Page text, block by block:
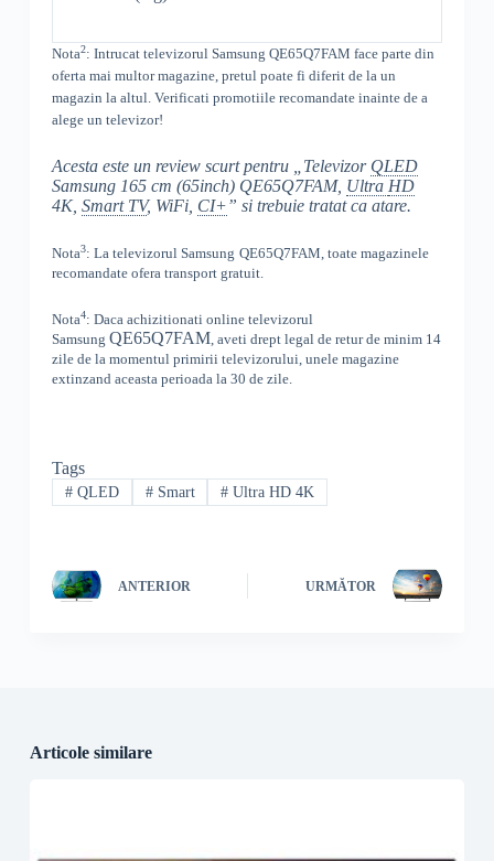
Nota2: Intrucat televizorul Samsung QE65Q7FAM face parte din
oferta mai multor magazine, pretul poate fi diferit de la un
magazin la altul. Verificati promotiile recomandate inainte de a
alege un televizor!
Acesta este un review scurt pentru „Televizor QLED
Samsung 165 cm (65inch) QE65Q7FAM, Ultra HD
4K, Smart TV, WiFi, CI+” si trebuie tratat ca atare.
Nota3: La televizorul Samsung QE65Q7FAM, toatemagazinele
recomandate ofera transport gratuit.
Nota4: Daca achizitionati online televizorul
Samsung QE65Q7FAM,aveti drept legal de retur de minim 14
zile de la momentul primirii televizorului, unele magazine
extinzand aceasta perioada la 30 de zile.
Tags
#QLED #Smart # Ultra HD 4K
ANTERIOR URMĂTOR
Articole similare